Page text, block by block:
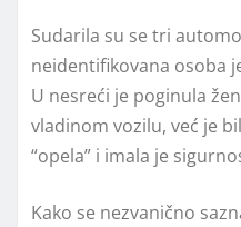
Sudarila su se tri
neidentifikovana osoba
U nesreći je poginula
vladinom vozilu, već je
“opela” i imala je
Kako se nezvanično